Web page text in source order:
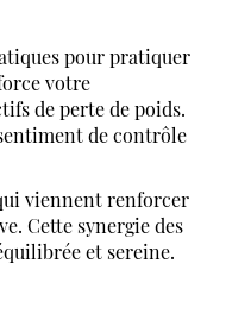
pour pratiquer
votre
de perte de poids.
de contrôle
viennent renforcer
Cette synergie des
et sereine.